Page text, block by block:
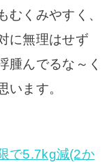
むくみやすく、
に無理はせず
腫んでるな～く
います。
で5.7kg減(2か